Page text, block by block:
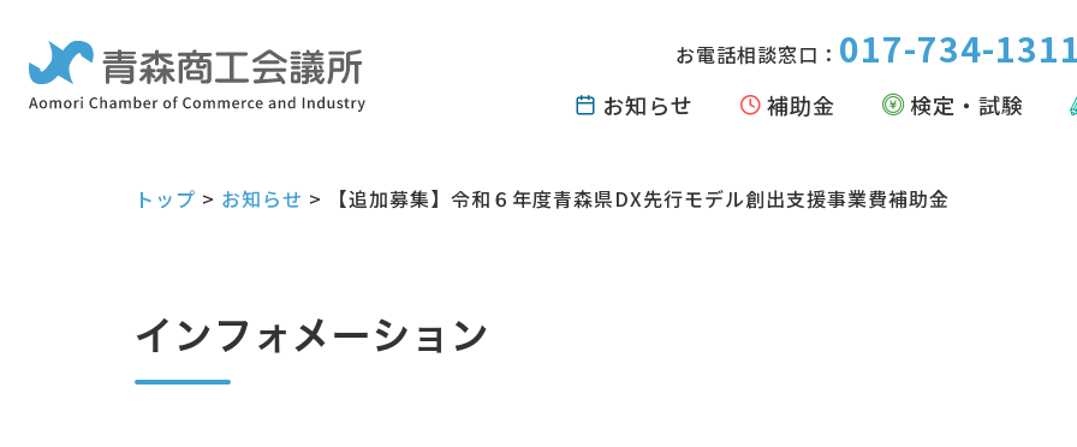
お電話相談窓口： 017-734-
お知らせ 補助金 検定・試験
トップ > お知らせ > 【追加募集】令和６年度青森県DX先行モデル創出支援事業費補助金
インフォメーション